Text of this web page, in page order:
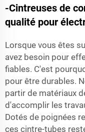
-Cintreuses de
qualité pour
Lorsque vous êtes
avez besoin pour
fiables. C'est
pour être durables.
partir de matériaux
d'accomplir les
Dotés de poignées
ces cintre-tubes